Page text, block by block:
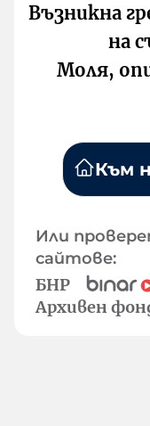
Възникна
на
Моля,
Към
Или
сайтове:
БНР
Архивен